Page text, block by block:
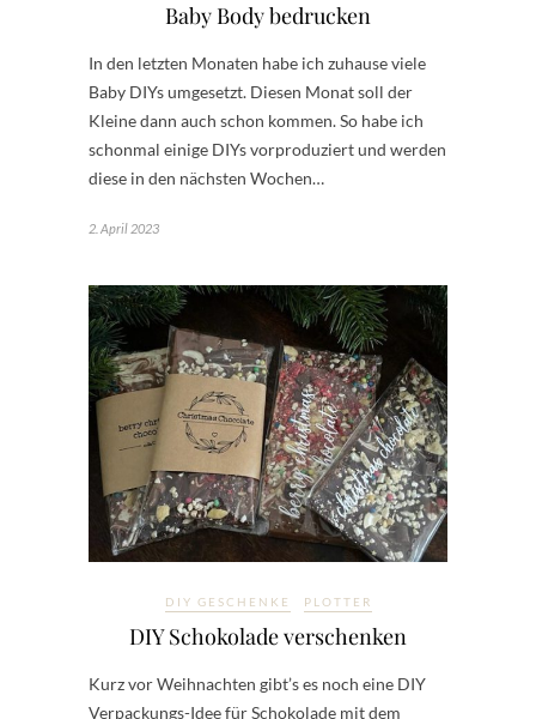
Baby Body bedrucken
In den letzten Monaten habe ich zuhause viele
Baby DIYs umgesetzt. Diesen Monat soll der
Kleine dann auch schon kommen. So habe ich
schonmal einige DIYs vorproduziert und werden
diese in den nächsten Wochen…
2. April 2023
DIY GESCHENKE PLOTTER
DIY Schokolade verschenken
Kurz vor Weihnachten gibt’s es noch eine DIY
Verpackungs-Idee für Schokolade mit dem